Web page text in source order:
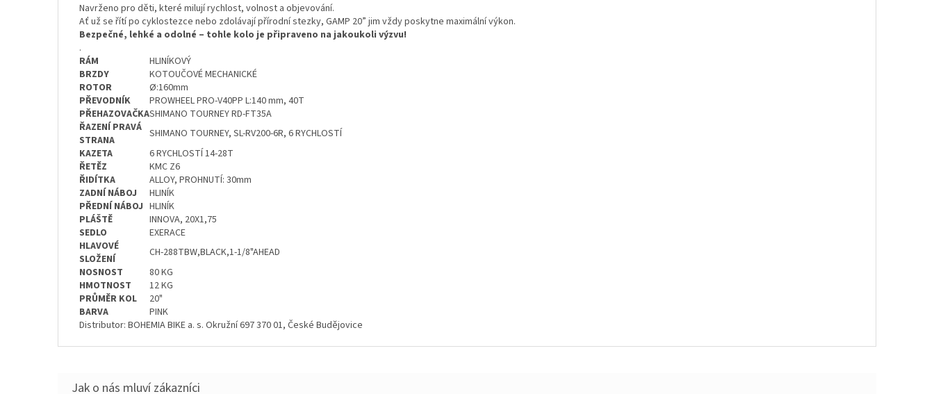
Navrženo pro děti, které milují rychlost, volnost a objevování.
Ať už se řítí po cyklostezce nebo zdolávají přírodní stezky, GAMP 20” jim vždy poskytne maximální výkon.
Bezpečné, lehké a odolné – tohle kolo je připraveno na jakoukoli výzvu!
.
RÁM
HLINÍKOVÝ
BRZDY
KOTOUČOVÉ MECHANICKÉ
ROTOR
Ø:160mm
PŘEVODNÍK
PROWHEEL PRO-V40PP L:140 mm, 40T
PŘEHAZOVAČKASHIMANO TOURNEY RD-FT35A
ŘAZENÍ PRAVÁ
STRANA
SHIMANO TOURNEY, SL-RV200-6R, 6 RYCHLOSTÍ
KAZETA
6 RYCHLOSTÍ 14-28T
ŘETĚZ
KMC Z6
ŘIDÍTKA
ALLOY, PROHNUTÍ: 30mm
ZADNÍ NÁBOJ
HLINÍK
PŘEDNÍ NÁBOJ HLINÍK
PLÁŠTĚ
INNOVA, 20X1,75
SEDLO
EXERACE
HLAVOVÉ
SLOŽENÍ
CH-288TBW,BLACK,1-1/8"AHEAD
NOSNOST
80 KG
HMOTNOST
12 KG
PRŮMĚR KOL
20"
BARVA
PINK
Distributor: BOHEMIA BIKE a. s. Okružní 697 370 01, České Budějovice